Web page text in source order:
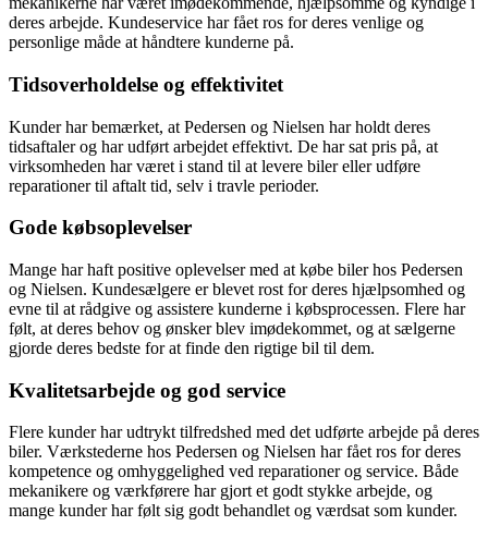
deres arbejde. Kundeservice har fået ros for deres venlige og
personlige måde at håndtere kunderne på.
Tidsoverholdelse og effektivitet
Kunder har bemærket, at Pedersen og Nielsen har holdt deres
tidsaftaler og har udført arbejdet effektivt. De har sat pris på, at
virksomheden har været i stand til at levere biler eller udføre
reparationer til aftalt tid, selv i travle perioder.
Gode købsoplevelser
Mange har haft positive oplevelser med at købe biler hos Pedersen
og Nielsen. Kundesælgere er blevet rost for deres hjælpsomhed og
evne til at rådgive og assistere kunderne i købsprocessen. Flere har
følt, at deres behov og ønsker blev imødekommet, og at sælgerne
gjorde deres bedste for at finde den rigtige bil til dem.
Kvalitetsarbejde og god service
Flere kunder har udtrykt tilfredshed med det udførte arbejde på deres
biler. Værkstederne hos Pedersen og Nielsen har fået ros for deres
kompetence og omhyggelighed ved reparationer og service. Både
mekanikere og værkførere har gjort et godt stykke arbejde, og
mange kunder har følt sig godt behandlet og værdsat som kunder.